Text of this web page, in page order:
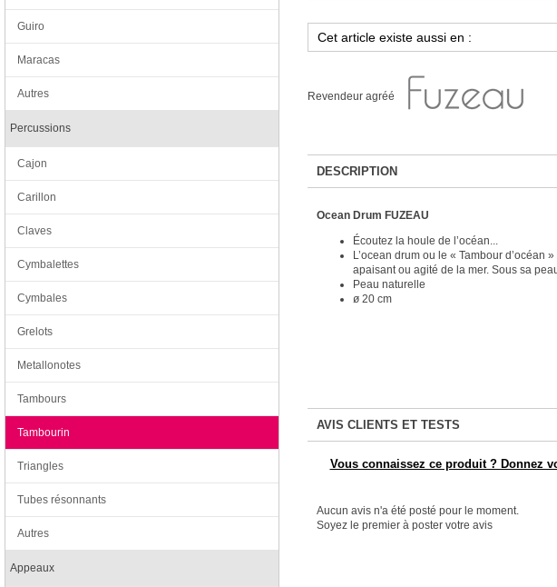
Revendeur agréé
DESCRIPTION
Ocean Drum FUZEAU
Écoutez la houle de l’océan...
L’ocean drum ou le « Tambour
apaisant ou agité de la mer. Sous sa
Peau naturelle
ø 20 cm
AVIS CLIENTS ET TESTS
Vous connaissez ce produit ? Donnez
Aucun avis n'a été posté pour le moment.
Soyez le premier à poster votre avis
Guiro
Maracas
Autres
Percussions
Cajon
Carillon
Claves
Cymbalettes
Cymbales
Grelots
Metallonotes
Tambours
Tambourin
Triangles
Tubes résonnants
Autres
Appeaux